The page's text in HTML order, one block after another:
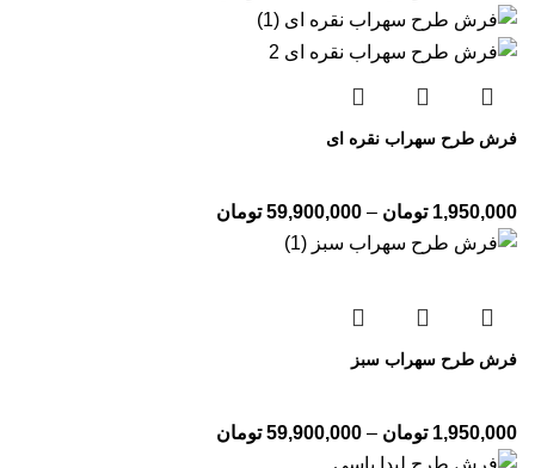
فرش طرح سهراب نقره ای
1,950,000 تومان –
59,900,000 تومان
فرش طرح سهراب سبز
1,950,000 تومان –
59,900,000 تومان